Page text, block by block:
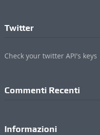
Twitter
Check your twitter API's keys
Commenti Recenti
Informazioni